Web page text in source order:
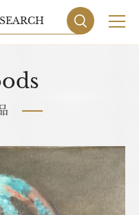
藝術商品
收藏交流